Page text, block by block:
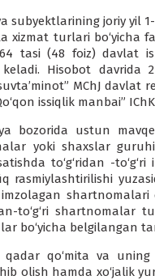
subyektlarining joriy yil
xizmat turla­ri bo‘yicha
tasi (48 foiz) davlat
keladi. Hisobot davrida
MChJ davlat
issiqlik manbai”
bozorida ustun
yoki shaxslar
to‘g‘ri­dan -
rasmiy­lashtirilishi
imzolagan
to‘g‘ri shartnomalar
bo‘yicha belgilangan
qo‘mita va
olish hamda xo‘jalik